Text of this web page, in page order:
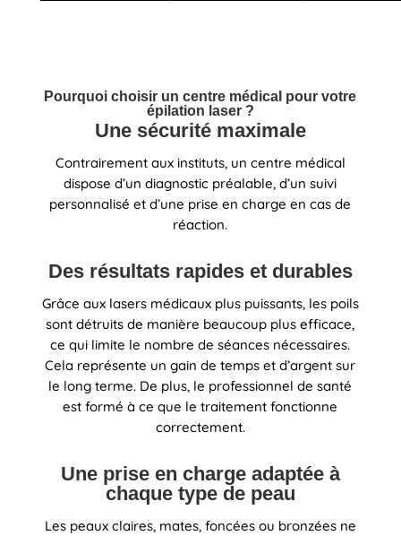
Pourquoi choisir un centre médical pour votre
épilation laser ?
Une sécurité maximale
Contrairement aux instituts, un centre médical
dispose d’un diagnostic préalable, d’un suivi
personnalisé et d’une prise en charge en cas de
réaction.
Des résultats rapides et durables
Grâce aux lasers médicaux plus puissants, les poils
sont détruits de manière beaucoup plus efficace,
ce qui limite le nombre de séances nécessaires.
Cela représente un gain de temps et d’argent sur
le long terme. De plus, le professionnel de santé
est formé à ce que le traitement fonctionne
correctement.
Une prise en charge adaptée à
chaque type de peau
Les peaux claires, mates, foncées ou bronzées ne